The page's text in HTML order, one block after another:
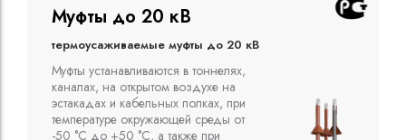
Муфты до 10 кВ
Термоусаживаемые муфты до 10 кВ
Компания ООО "Москабельторг"
предлагает, как соединительные
термоусаживаемые муфты на кабель
напряжением до 10 кВ с изоляцией
из маслопропитанной бумаги и